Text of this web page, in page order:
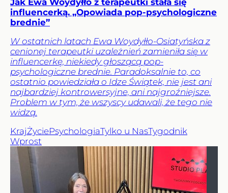
influencerką. „Opowiada pop-psychologiczne
brednie”
W ostatnich latach Ewa Woydyłło-Osiatyńska z
cenionej terapeutki uzależnień zamieniła się w
influencerkę, niekiedy głoszącą pop-
psychologiczne brednie. Paradoksalnie to, co
ostatnio powiedziała o Idze Świątek, nie jest ani
najbardziej kontrowersyjne, ani najgroźniejsze.
Problem w tym, że wszyscy udawali, że tego nie
widzą.
KrajŻyciePsychologiaTylko u NasTygodnik
Wprost